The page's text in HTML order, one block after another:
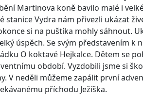
Martinova koně bavilo malé i
stanice Vydra nám přivezli ukázat
si na puštíka mohly sáhnout.
úspěch. Se svým představením
O koktavé Hejkalce. Dětem se
období. Vyzdobili jsme si
V neděli můžeme zapálit první
příchodu Ježíška.